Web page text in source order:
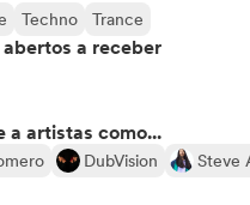
Techno Trance
a receber
a artistas como...
DubVision Steve